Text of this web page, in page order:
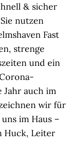
& sicher
nutzen
Fast
strenge
und ein
Jahr auch im
wir für
im Haus –
Huck, Leiter